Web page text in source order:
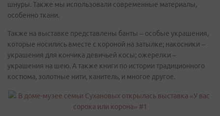
шнуры. Также мы использовали современные материалы,
особенно ткани.
Также на выставке представлены банты – особые украшения,
которые носились вместе с короной на затылке; накосники –
украшения для кончика девичьей косы; ожерелки –
украшения на шею. А также книги по истории традиционного
костюма, золотные нити, канитель, и многое другое.